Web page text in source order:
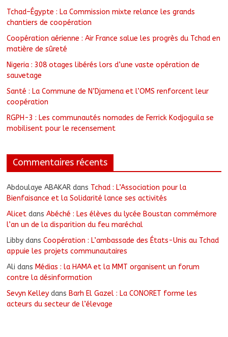
Tchad–Égypte : La Commission mixte relance les grands
chantiers de coopération
Coopération aérienne : Air France salue les progrès du Tchad en
matière de sûreté
Nigeria : 308 otages libérés lors d’une vaste opération de
sauvetage
Santé : La Commune de N’Djamena et l’OMS renforcent leur
coopération
RGPH-3 : Les communautés nomades de Ferrick Kodjoguila se
mobilisent pour le recensement
Commentaires récents
Abdoulaye ABAKAR dans Tchad : L’Association pour la
Bienfaisance et la Solidarité lance ses activités
Alicet dansAbéché : Les élèves du lycée Boustan commémore
l’an un de la disparition du feu maréchal
Libby dansCoopération : L’ambassade des États-Unis au Tchad
appuie les projets communautaires
Ali dans Médias : la HAMA et la MMT organisent un forum
contre la désinformation
Sevyn Kelley dans Barh El Gazel : La CONORET forme les
acteurs du secteur de l’élevage